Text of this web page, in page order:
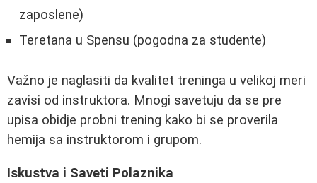
zaposlene)
Teretana u Spensu (pogodna za studente)
Važno je naglasiti da kvalitet treninga u velikoj meri
zavisi od instruktora. Mnogi savetuju da se pre
upisa obidje probni trening kako bi se proverila
hemija sa instruktorom i grupom.
Iskustva i Saveti Polaznika